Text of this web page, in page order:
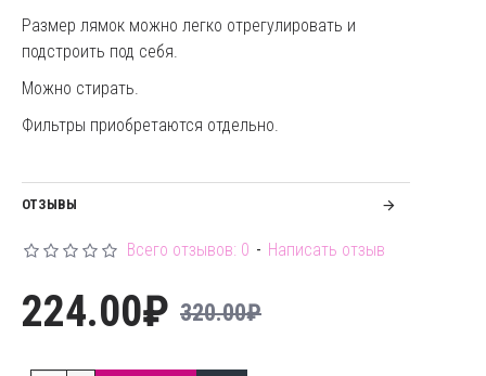
Размер лямок можно легко отрегулировать и
подстроить под себя.
Можно стирать.
Фильтры приобретаются отдельно.
ОТЗЫВЫ
Всего отзывов: 0 - Написать отзыв
224.00₽ 320.00₽